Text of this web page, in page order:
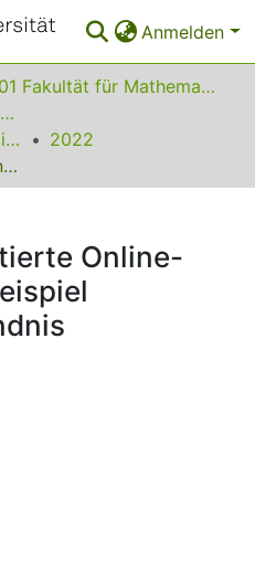
Anmelden
01 Fakultät für Mathematik
Institut für Entwicklung und Erforschung des Mathematikunterrichts
Beiträge zum Mathematikunterricht
2022
SMART – eine verstehensorientierte Online-Diagnostik am Beispiel Variablenverständnis
Online-